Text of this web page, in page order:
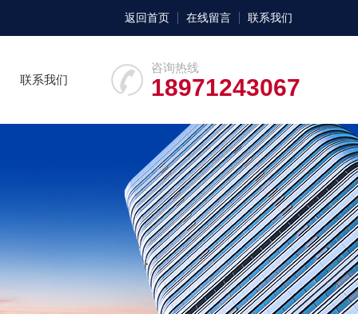
返回首页 在线留言 联系我们
咨询热线
18971243067
联系我们